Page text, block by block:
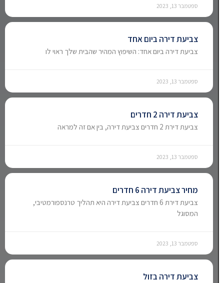
ספטמבר 13, 2023
צביעת דירה ביום אחד
צביעת דירה ביום אחד: השיפוץ המהיר שהבית שלך ראוי לו
ספטמבר 13, 2023
צביעת דירה 2 חדרים
צביעת דירת 2 חדרים צביעת דירה, בין אם זה למראה
ספטמבר 13, 2023
מחיר צביעת דירה 6 חדרים
צביעת דירת 6 חדרים צביעת דירה היא תהליך טרנספורמטיבי,
המסוגל
ספטמבר 13, 2023
צביעת דירה בזול